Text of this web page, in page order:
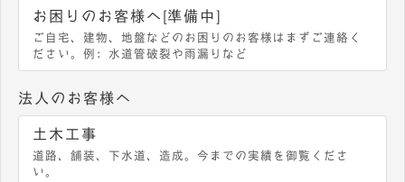
お困りのお客様へ[準備中]
ご自宅、建物、地盤などのお困りのお客様はまずご連絡く
ださい。例：水道管破裂や雨漏りなど
法人のお客様へ
土木工事
道路、舗装、下水道、造成。今までの実績を御覧くださ
い。